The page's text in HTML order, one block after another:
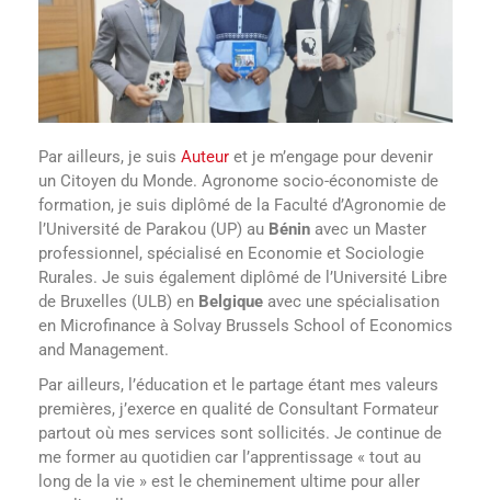
Par ailleurs, je suis Auteur et je m’engage pour devenir
un Citoyen du Monde. Agronome socio-économiste de
formation, je suis diplômé de la Faculté d’Agronomie de
l’Université de Parakou (UP) au Bénin avec un Master
professionnel, spécialisé en Economie et Sociologie
Rurales. Je suis également diplômé de l’Université Libre
de Bruxelles (ULB) en Belgique avec une spécialisation
en Microfinance à Solvay Brussels School of Economics
and Management.
Par ailleurs, l’éducation et le partage étant mes valeurs
premières, j’exerce en qualité de Consultant Formateur
partout où mes services sont sollicités. Je continue de
me former au quotidien car l’apprentissage « tout au
long de la vie » est le cheminement ultime pour aller